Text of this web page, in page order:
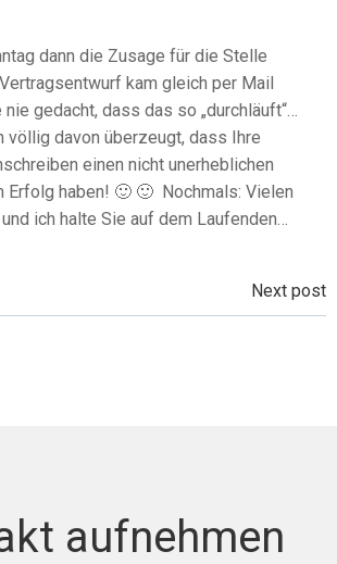
dann die Zusage für die Stelle
kam gleich per Mail
gedacht, dass das so „durchläuft“…
völlig davon überzeugt, dass Ihre
einen nicht unerheblichen
Erfolg haben! 🙂 🙂 Nochmals: Vielen
ich halte Sie auf dem Laufenden…
Next post
aufnehmen